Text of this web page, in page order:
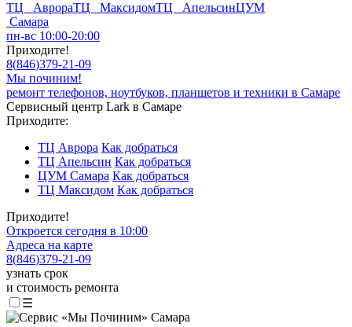
ТЦ АврораТЦ МаксидомТЦ АпельсинЦУМ
Самара
пн-вс 10:00-20:00
Приходите!
8(846)379-21-09
Мы починим!
ремонт телефонов, ноутбуков, планшетов и техники в Самаре
Сервисный центр Lark в Самаре
Приходите:
ТЦ Аврора Как добраться
ТЦ Апельсин Как добраться
ЦУМ Самара Как добраться
ТЦ Максидом Как добраться
Приходите!
Откроется сегодня в 10:00
Адреса на карте
8(846)379-21-09
узнать срок
и стоимость ремонта
☰